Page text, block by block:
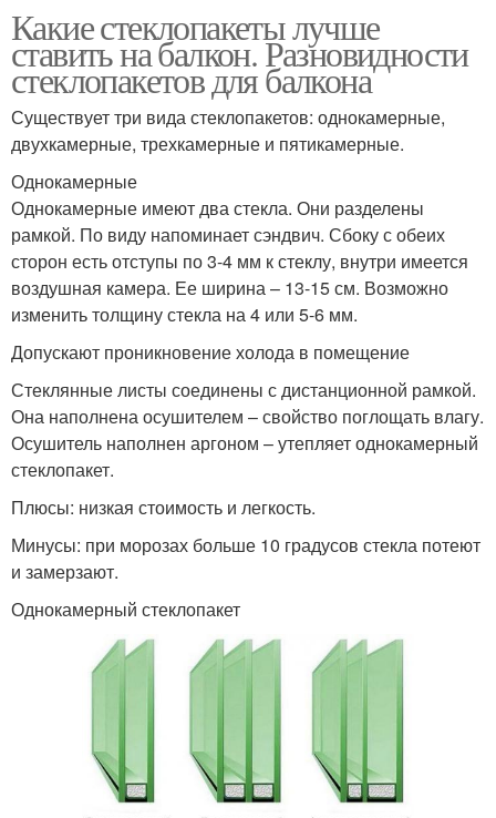
Какие стеклопакеты лучше
ставить на балкон. Разновидности
стеклопакетов для балкона
Существует три вида стеклопакетов: однокамерные,
двухкамерные, трехкамерные и пятикамерные.
Однокамерные
Однокамерные имеют два стекла. Они разделены
рамкой. По виду напоминает сэндвич. Сбоку с обеих
сторон есть отступы по 3-4 мм к стеклу, внутри имеется
воздушная камера. Ее ширина – 13-15 см. Возможно
изменить толщину стекла на 4 или 5-6 мм.
Допускают проникновение холода в помещение
Стеклянные листы соединены с дистанционной рамкой.
Она наполнена осушителем – свойство поглощать влагу.
Осушитель наполнен аргоном – утепляет однокамерный
стеклопакет.
Плюсы: низкая стоимость и легкость.
Минусы: при морозах больше 10 градусов стекла потеют
и замерзают.
Однокамерный стеклопакет